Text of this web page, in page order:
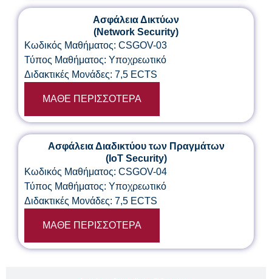
Ασφάλεια Δικτύων
(Network Security)
Κωδικός Μαθήματος: CSGOV-03
Τύπος Μαθήματος: Υποχρεωτικό
Διδακτικές Μονάδες: 7,5 ECTS
ΜΑΘΕ ΠΕΡΙΣΣΟΤΕΡΑ
Ασφάλεια Διαδικτύου των Πραγμάτων
(IoT Security)
Κωδικός Μαθήματος: CSGOV-04
Τύπος Μαθήματος: Υποχρεωτικό
Διδακτικές Μονάδες: 7,5 ECTS
ΜΑΘΕ ΠΕΡΙΣΣΟΤΕΡΑ